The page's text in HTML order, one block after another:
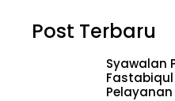
Post Terbaru
Syawalan